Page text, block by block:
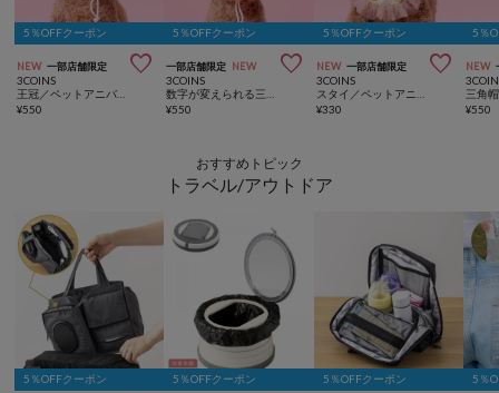
5％OFFクーポン
NEW 一部店舗限定 
3COINS
¥550
5％OFFクーポン
一部店舗限定 NEW 
3COINS
¥550
5％OFFクーポン
NEW 一部店舗限定 
3COINS
¥330
5％
NEW
¥550
おすすめトピック
トラベル/アウトドア
5％OFFクーポン 5％OFFクーポン 5％OFFクーポン 5％